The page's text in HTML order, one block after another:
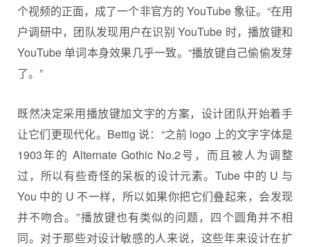
个视频的正面，成了一个非官方的 YouTube 象征。“在用
户调研中，团队发现用户在识别 YouTube 时，播放键和
YouTube 单词本身效果几乎一致。“播放键自己偷偷发芽
了。”
既然决定采用播放键加文字的方案，设计团队开始着手
让它们更现代化。Bettig 说：“之前 logo 上的文字字体是
1903年的 Alternate Gothic No.2号，而且被人为调整
过，所以有些奇怪的呆板的设计元素。Tube 中的 U 与
You 中的 U 不一样，所以如果你把它们叠起来，会发现
并不吻合。”播放键也有类似的问题，四个圆角并不相
同。对于那些对设计敏感的人来说，这些年来设计在扩